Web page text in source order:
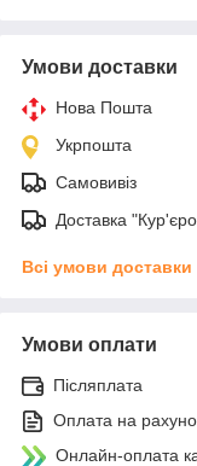
Умови доставки
Нова Пошта
Укрпошта
Самовивіз
Доставка
Всі умови доставки
Умови оплати
Післяплата
Оплата на
Онлайн-оплата